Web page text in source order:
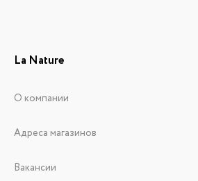
La Nature
О компании
Адреса магазинов
Вакансии